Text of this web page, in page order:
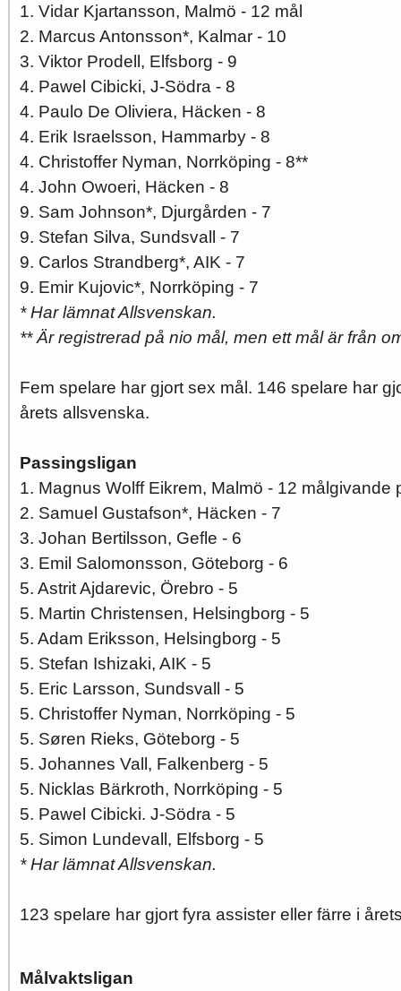
1. Vidar Kjartansson, Malmö - 12 mål
2. Marcus Antonsson*, Kalmar - 10
3. Viktor Prodell, Elfsborg - 9
4. Pawel Cibicki, J-Södra - 8
4. Paulo De Oliviera, Häcken - 8
4. Erik Israelsson, Hammarby - 8
4. Christoffer Nyman, Norrköping - 8**
4. John Owoeri, Häcken - 8
9. Sam Johnson*, Djurgården - 7
9. Stefan Silva, Sundsvall - 7
9. Carlos Strandberg*, AIK - 7
9. Emir Kujovic*, Norrköping - 7
* Har lämnat Allsvenskan.
** Är registrerad på nio mål, men ett mål är från
Fem spelare har gjort sex mål. 146 spelare har
årets allsvenska.
Passingsligan
1. Magnus Wolff Eikrem, Malmö - 12 målgivande
2. Samuel Gustafson*, Häcken - 7
3. Johan Bertilsson, Gefle - 6
3. Emil Salomonsson, Göteborg - 6
5. Astrit Ajdarevic, Örebro - 5
5. Martin Christensen, Helsingborg - 5
5. Adam Eriksson, Helsingborg - 5
5. Stefan Ishizaki, AIK - 5
5. Eric Larsson, Sundsvall - 5
5. Christoffer Nyman, Norrköping - 5
5. Søren Rieks, Göteborg - 5
5. Johannes Vall, Falkenberg - 5
5. Nicklas Bärkroth, Norrköping - 5
5. Pawel Cibicki. J-Södra - 5
5. Simon Lundevall, Elfsborg - 5
* Har lämnat Allsvenskan.
123 spelare har gjort fyra assister eller färre i
Målvaktsligan